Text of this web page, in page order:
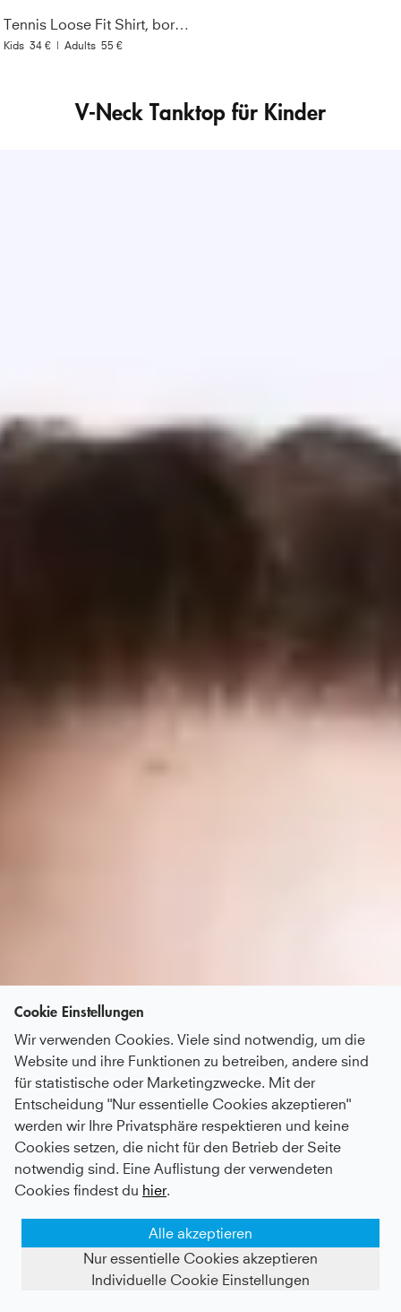
Tennis Loose Fit Shirt, bordeaux rot
Kids 34 € | Adults 55 €
V-Neck Tanktop für Kinder
Cookie Einstellungen
Wir verwenden Cookies. Viele sind notwendig, um die
Website und ihre Funktionen zu betreiben, andere sind
für statistische oder Marketingzwecke. Mit der
Entscheidung "Nur essentielle Cookies akzeptieren"
werden wir Ihre Privatsphäre respektieren und keine
Cookies setzen, die nicht für den Betrieb der Seite
notwendig sind. Eine Auflistung der verwendeten
Cookies findest du hier.
Alle akzeptieren
Nur essentielle Cookies akzeptieren
Individuelle Cookie Einstellungen